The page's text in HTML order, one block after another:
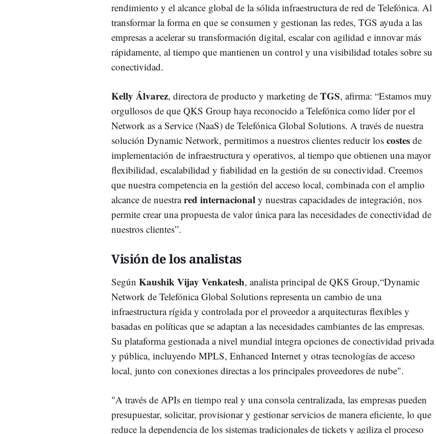
rendimiento y el alcance global de la sólida infraestructura de red de Telefónica. Al
transformar la forma en que se consumen y gestionan las redes, TGS ayuda a las
empresas a acelerar su transformación digital, escalar con agilidad e innovar más
rápidamente, al tiempo que mantienen un control y una visibilidad totales sobre su
conectividad.
Kelly Álvarez, directora de producto y marketing de TGS, afirma: “Estamos muy
orgullosos de que QKS Group haya reconocido a Telefónica como líder por el
Network as a Service (NaaS) de Telefónica Global Solutions. A través de nuestra
solución Dynamic Network, permitimos a nuestros clientes reducir los costes de
implementación de infraestructura y operativos, al tiempo que obtienen una mayor
flexibilidad, escalabilidad y fiabilidad en la gestión de su conectividad. Creemos
que nuestra competencia en la gestión del acceso local, combinada con el amplio
alcance de nuestrared internacional y nuestras capacidades de integración, nos
permite crear una propuesta de valor única para las necesidades de conectividad de
nuestros clientes”.
Visión de los analistas
Según Kaushik Vijay Venkatesh, analista principal de QKS Group,“Dynamic
Network de Telefónica Global Solutions representa un cambio de una
infraestructura rígida y controlada por el proveedor a arquitecturas flexibles y
basadas en políticas que se adaptan a las necesidades cambiantes de las empresas.
Su plataforma gestionada a nivel mundial integra opciones de conectividad privada
y pública, incluyendo MPLS, Enhanced Internet y otras tecnologías de acceso
local, junto con conexiones directas a los principales proveedores de nube".
"A través de APIs en tiempo real y una consola centralizada, las empresas pueden
presupuestar, solicitar, provisionar y gestionar servicios de manera eficiente, lo que
reduce la dependencia de los sistemas tradicionales de tickets y agiliza el proceso